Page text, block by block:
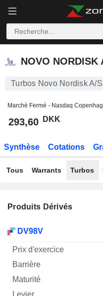
NOVO NORDISK A/S
NOVO NORDISK
Turbos Novo Nordisk A/S
Marché Fermé - Nasdaq
293,60 DKK
Synthèse Cotations
Tous Warrants Turbos
Produits Dérivés
Mnemo Type
DV98V